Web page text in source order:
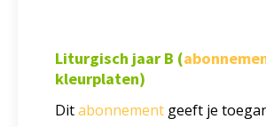
Liturgisch jaar B (
kleurplaten)
Ditabonnement geeft je